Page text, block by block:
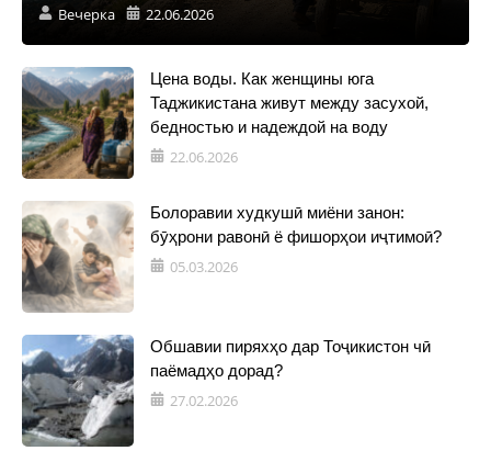
Вечерка 22.06.2026
Цена воды. Как женщины юга
Таджикистана живут между засухой,
бедностью и надеждой на воду
22.06.2026
Болоравии худкушӣ миёни занон:
бӯҳрони равонӣ ё фишорҳои иҷтимоӣ?
05.03.2026
Обшавии пиряхҳо дар Тоҷикистон чӣ
паёмадҳо дорад?
27.02.2026